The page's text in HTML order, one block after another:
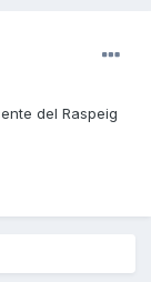
del Raspeig